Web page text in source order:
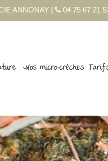
ANNONAY | 04 75 67 21
Nos micro-crèches